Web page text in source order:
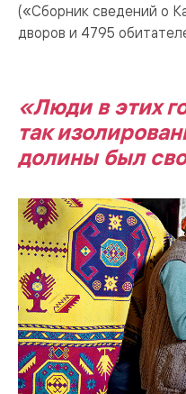
(«Сборник сведений о
дворов и 4795
«Люди в этих
так
долины был